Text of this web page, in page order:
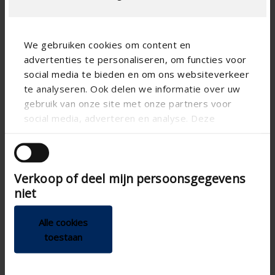
We gebruiken cookies om content en
advertenties te personaliseren, om functies voor
social media te bieden en om ons websiteverkeer
te analyseren. Ook delen we informatie over uw
gebruik van onze site met onze partners voor
social media, adverteren en analyse. Deze
andere informatie die u aan ze heeft verstrekt of
die ze hebben verzameld op basis van uw gebruik
van hun services.
Verkoop of deel mijn persoonsgegevens
niet
Alle cookies
toestaan
Kl. A
Mit Insektenschutz aus Edelstahl 304 2,3
Schnelle und unsichtbare Montage
Sachliches Design
WEITERE INFORMATIONEN ›